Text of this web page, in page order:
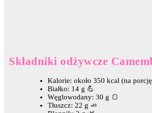
Składniki odżywcze
Kalorie: około 350 kcal (na
Białko: 14 g 💪
Węglowodany: 30 g 🍞
Tłuszcz: 22 g 🧈